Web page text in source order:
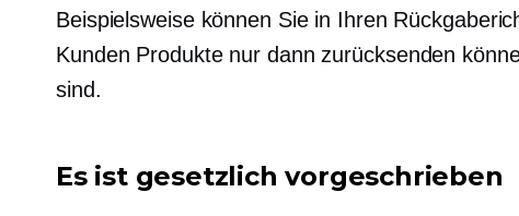
Beispielsweise können Sie in Ihren
Kunden Produkte nur dann zurücksenden
sind.
Es ist gesetzlich vorgeschrieben